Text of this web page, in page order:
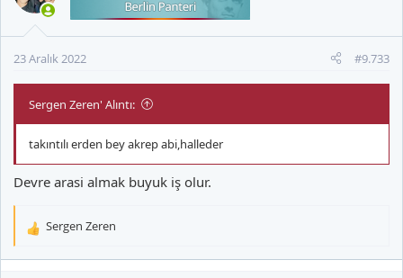
l
:
23 Aralık 2022 #9.733
Sergen Zeren' Alıntı:
takıntılı erden bey akrep abi,halleder
Devre arasi almak buyuk iş olur.
T
Sergen Zeren